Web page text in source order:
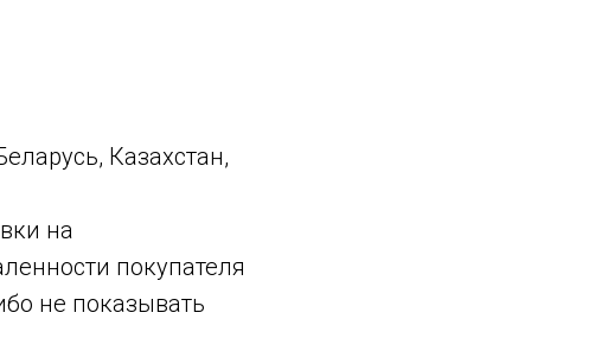
Казахстан,
на
покупателя
не показывать